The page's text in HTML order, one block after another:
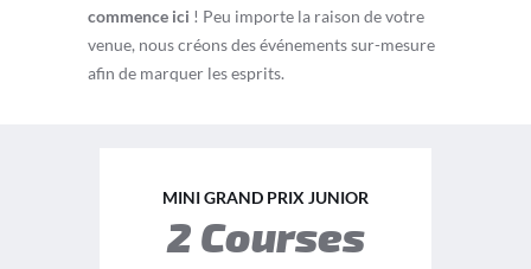
commence ici ! Peu importe la raison de votre
venue, nous créons des événements sur-mesure
afin de marquer les esprits.
MINI GRAND PRIX JUNIOR
2 Courses